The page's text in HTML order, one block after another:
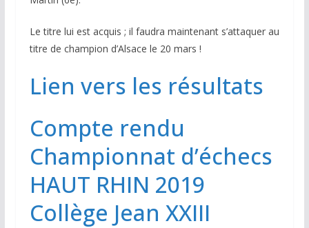
Le titre lui est acquis ; il faudra maintenant s’attaquer au
titre de champion d’Alsace le 20 mars !
Lien vers les résultats
Compte rendu
Championnat d’échecs
HAUT RHIN 2019
Collège Jean XXIII